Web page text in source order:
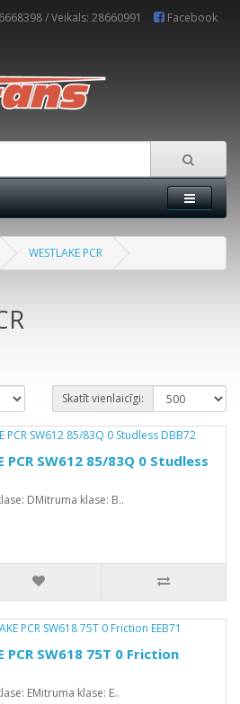
/ Veikals: 28660991 Facebook
WESTLAKE PCR
Skatīt vienlaicīgi:
PCR SW612 85/83Q 0 Studless
DMitruma klase: B..
PCR SW618 75T 0 Friction
EMitruma klase: E..